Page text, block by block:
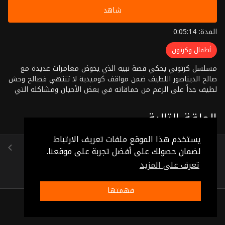
يستخدم هذا الموقع ملفات تعريف الارتباط
لضمان حصولك على أفضل تجربة على موقعنا.
تعرف على المزيد
فهمتها
شاهد
المدة: 0:05:14
أطفال وكرتون
مسلسل كرتوني يحكي قصة نبيه الذي يخوض مغامرات عديدة مع
صالح الديناصور اللطيف ضمن مواقف كوميدية لا تنتهي فصالح وحش
لطيف جداً على الرغم من حماقاته في بعض الأحيان ومشاكله التي
الحلقة التالية
الحلقة 39
(0:05:10)